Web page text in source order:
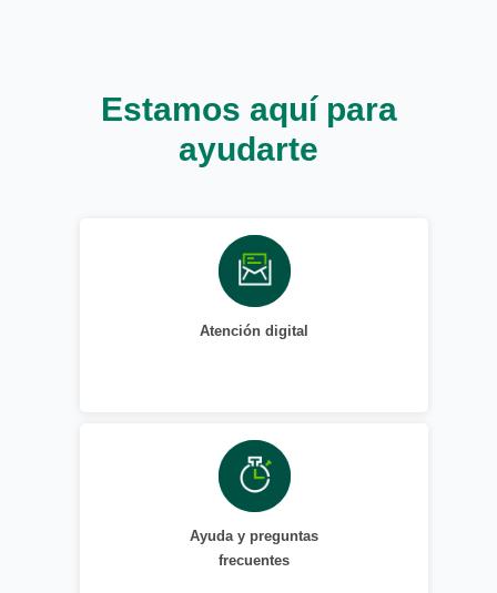
Estamos aquí para
ayudarte
Atención digital
Ayuda y preguntas
frecuentes